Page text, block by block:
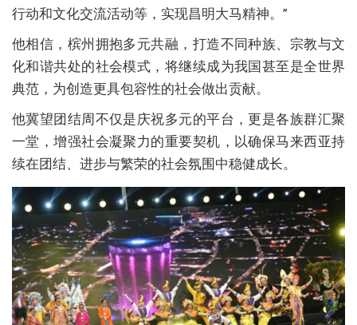
行动和文化交流活动等，实现昌明大马精神。”
他相信，槟州拥抱多元共融，打造不同种族、宗教与文
化和谐共处的社会模式，将继续成为我国甚至是全世界
典范，为创造更具包容性的社会做出贡献。
他冀望团结周不仅是庆祝多元的平台，更是各族群汇聚
一堂，增强社会凝聚力的重要契机，以确保马来西亚持
续在团结、进步与繁荣的社会氛围中稳健成长。